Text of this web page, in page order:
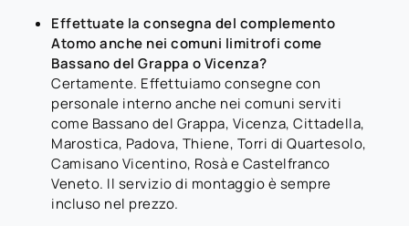
Effettuate la consegna del complemento
Atomo anche nei comuni limitrofi come
Bassano del Grappa o Vicenza?
Certamente. Effettuiamo consegne con
personale interno anche nei comuni serviti
come Bassano del Grappa, Vicenza, Cittadella,
Marostica, Padova, Thiene, Torri di Quartesolo,
Camisano Vicentino, Rosà e Castelfranco
Veneto. Il servizio di montaggio è sempre
incluso nel prezzo.